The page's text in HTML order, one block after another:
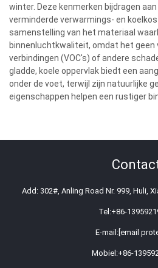
winter. Deze kenmerken bijdragen
verminderde verwarmings- en
samenstelling van het materiaal
binnenluchtkwaliteit, omdat het geen
verbindingen (VOC's) of andere
gladde, koele oppervlak biedt een
onder de voet, terwijl zijn natuurlijke
eigenschappen helpen een rustiger
Add: 302#, Anling Road Nr. 999, Huli,
Tel:+86-
E-mail:[email
Mobiel:+86-